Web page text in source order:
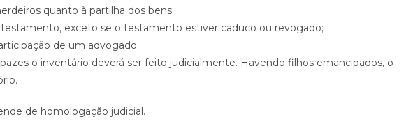
quanto à partilha dos bens;
testamento, exceto se o testamento estiver caduco ou revogado;
de um advogado.
o inventário deverá ser feito judicialmente. Havendo filhos emancipados, o
de homologação judicial.